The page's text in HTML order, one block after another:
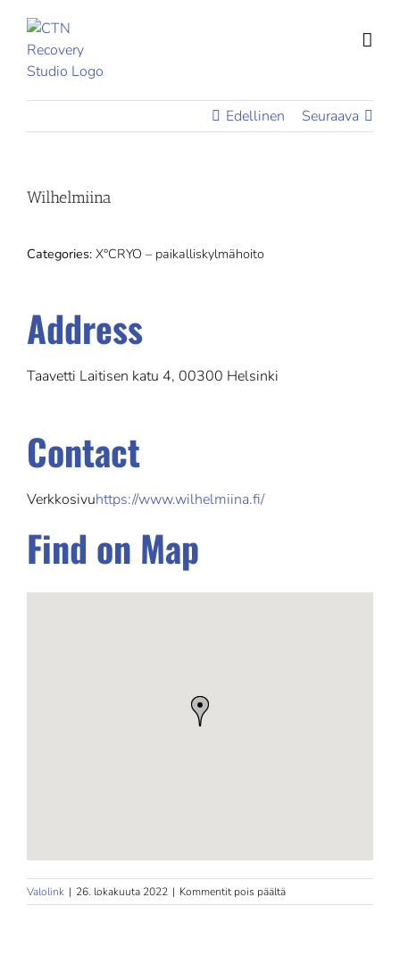
content
Edellinen Seuraava
Wilhelmiina
Categories: X°CRYO – paikalliskylmähoito
Address
Taavetti Laitisen katu 4, 00300 Helsinki
Contact
Verkkosivuhttps://www.wilhelmiina.fi/
Find on Map
Valolink | 26. lokakuuta 2022 | Kommentit pois päältäartikkelissa
Wilhelmiina